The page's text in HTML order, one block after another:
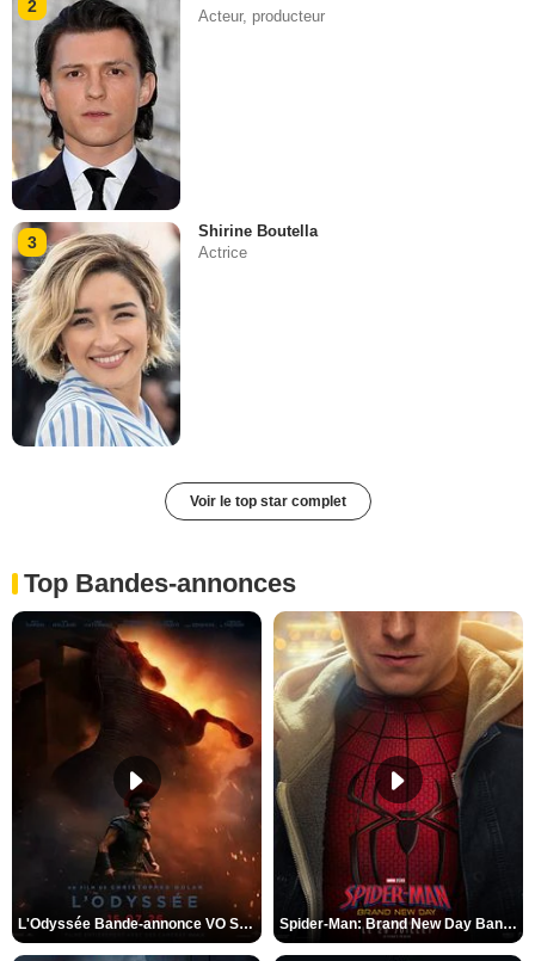
2
Acteur, producteur
3
Shirine Boutella
Actrice
Voir le top star complet
Top Bandes-annonces
L'Odyssée Bande-annonce VO STFR Spider-Man: Brand New Day Bande-annonce VO STFR